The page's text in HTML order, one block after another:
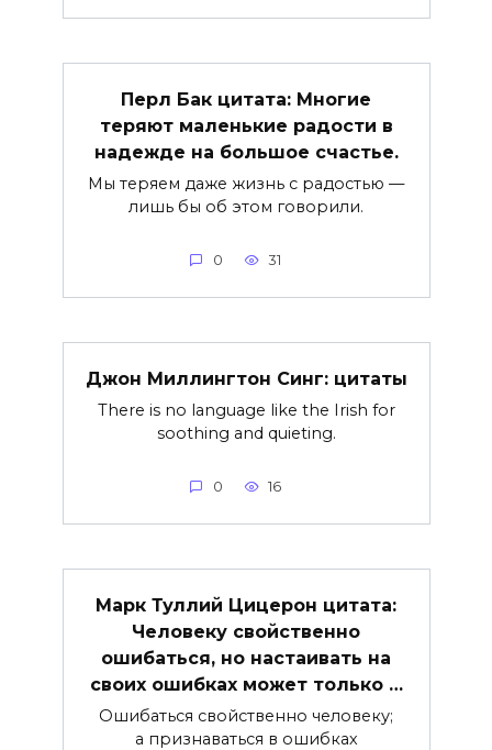
Перл Бак цитата: Многие
теряют маленькие радости в
надежде на большое счастье.
Мы теряем даже жизнь с радостью —
лишь бы об этом говорили.
0 31
Джон Миллингтон Синг: цитаты
There is no language like the Irish for
soothing and quieting.
0 16
Марк Туллий Цицерон цитата:
Человеку свойственно
ошибаться, но настаивать на
своих ошибках может только …
Ошибаться свойственно человеку;
а признаваться в ошибках